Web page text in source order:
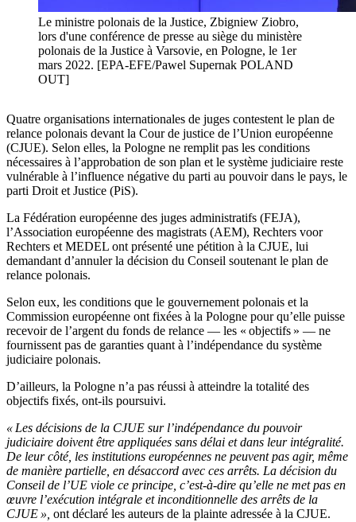
Le ministre polonais de la Justice, Zbigniew Ziobro,
lors d'une conférence de presse au siège du ministère
polonais de la Justice à Varsovie, en Pologne, le 1er
mars 2022. [EPA-EFE/Pawel Supernak POLAND
OUT]
Quatre organisations internationales de juges contestent le plan de
relance polonais devant la Cour de justice de l’Union européenne
(CJUE). Selon elles, la Pologne ne remplit pas les conditions
nécessaires à l’approbation de son plan et le système judiciaire reste
vulnérable à l’influence négative du parti au pouvoir dans le pays, le
parti Droit et Justice (PiS).
La Fédération européenne des juges administratifs (FEJA),
l’Association européenne des magistrats (AEM), Rechters voor
Rechters et MEDEL ont présenté une pétition à la CJUE, lui
demandant d’annuler la décision du Conseil soutenant le plan de
relance polonais.
Selon eux, les conditions que le gouvernement polonais et la
Commission européenne ont fixées à la Pologne pour qu’elle puisse
recevoir de l’argent du fonds de relance — les « objectifs » — ne
fournissent pas de garanties quant à l’indépendance du système
judiciaire polonais.
D’ailleurs, la Pologne n’a pas réussi à atteindre la totalité des
objectifs fixés, ont-ils poursuivi.
« Les décisions de la CJUE sur l’indépendance du pouvoir
judiciaire doivent être appliquées sans délai et dans leur intégralité.
De leur côté, les institutions européennes ne peuvent pas agir, même
de manière partielle, en désaccord avec ces arrêts. La décision du
Conseil de l’UE viole ce principe, c’est-à-dire qu’elle ne met pas en
œuvre l’exécution intégrale et inconditionnelle des arrêts de la
CJUE », ont déclaré les auteurs de la plainte adressée à la CJUE.